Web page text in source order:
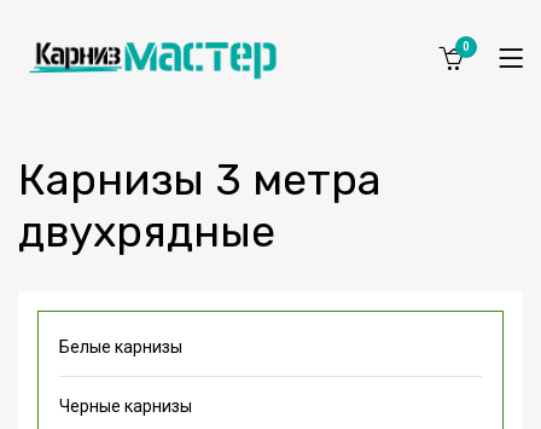
0
Карнизы 3 метра
двухрядные
Белые карнизы
Черные карнизы